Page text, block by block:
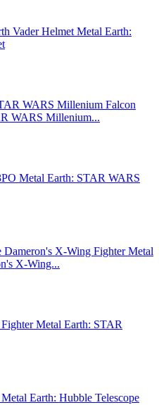
Metal Earth:
WARS Millenium...
Metal Earth: STAR WARS
Metal
X-Wing...
Metal Earth: STAR
Metal Earth: Hubble Telescope